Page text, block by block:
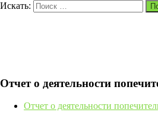
Искать:
Отчет о деятельности
Отчет о деятельности